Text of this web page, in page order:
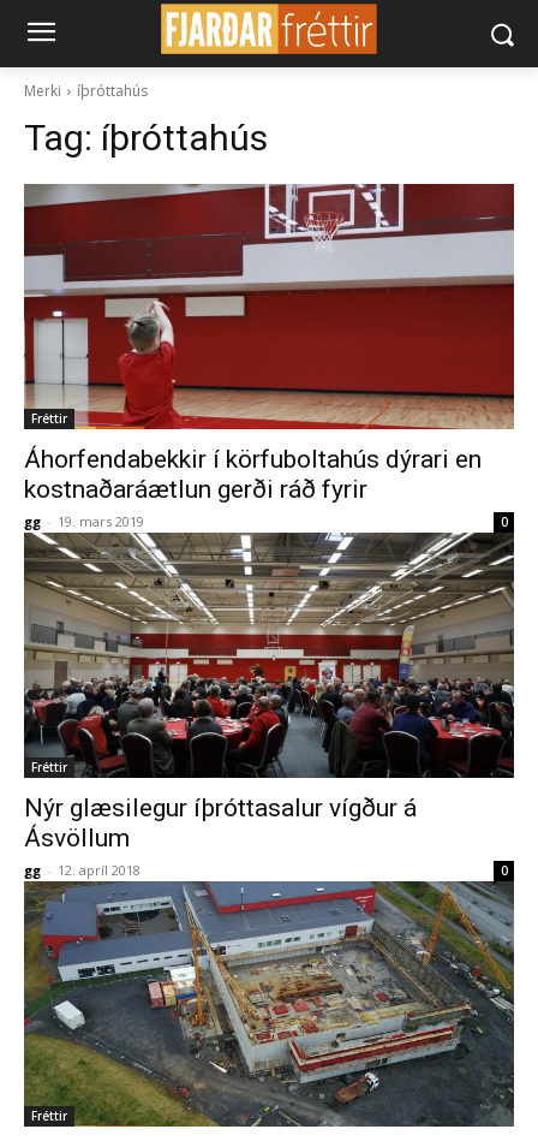
Merki íþróttahús
Tag: íþróttahús
Fréttir
Áhorfendabekkir í körfuboltahús dýrari en
kostnaðaráætlun gerði ráð fyrir
gg - 19. mars 2019 0
Fréttir
Nýr glæsilegur íþróttasalur vígður á
Ásvöllum
gg - 12. apríl 2018 0
Fréttir